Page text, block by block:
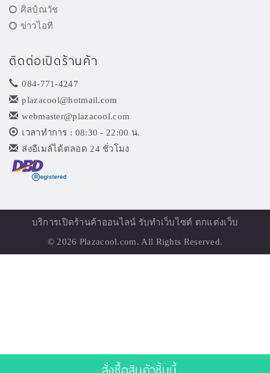
ศิลป์ณวัช
ข่าวไอที
ติดต่อเปิดร้านค้า
084-771-4247
plazacool@hotmail.com
webmaster@plazacool.com
เวลาทำการ : 08:30 - 22:00 น.
ส่งอีเมล์ได้ตลอด 24 ชั่วโมง
บริการเปิดร้านค้าออนไลน์ รับทำเว็บไซต์ ตกแต่งเว็บ
© 2026 Plazacool.com. All Rights Reserved.